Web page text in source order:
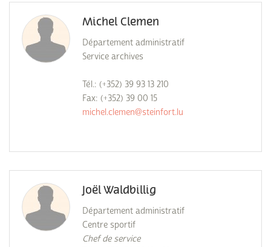
Michel Clemen
Département administratif
Service archives
Tél.: (+352) 39 93 13 210
Fax: (+352) 39 00 15
michel.clemen@steinfort.lu
Joël Waldbillig
Département administratif
Centre sportif
Chef de service